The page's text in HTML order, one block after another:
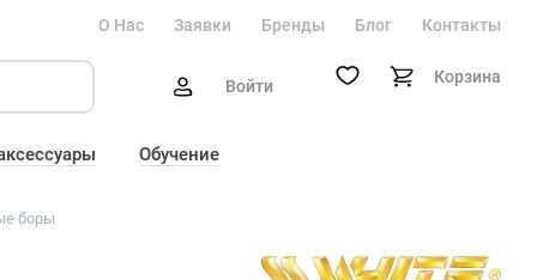
О Нас Заявки Бренды Блог Контакты
Войти Корзина
Обучение
боры